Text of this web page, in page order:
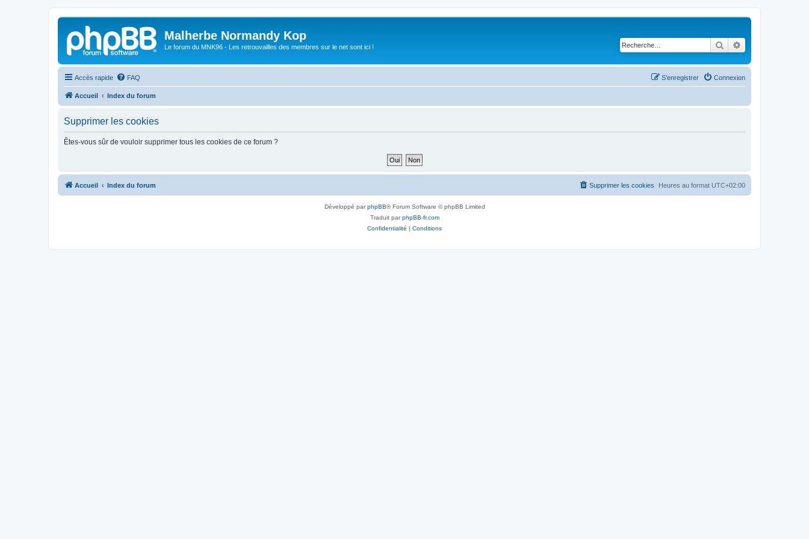
Malherbe Normandy Kop
Le forum du MNK96 - Les retrouvailles des membres sur le net sont ici ! Rechercher
Accès rapide FAQ Connexion
S’enregistrer
Accueil Index du forum
Supprimer les cookies
Êtes-vous sûr de vouloir supprimer tous les cookies de ce forum ?
Accueil Index du forum Heures au format UTC+02:00
Supprimer les cookies
Développé parphpBB® Forum Software © phpBB Limited
Traduit parphpBB-fr.com
Confidentialité | Conditions